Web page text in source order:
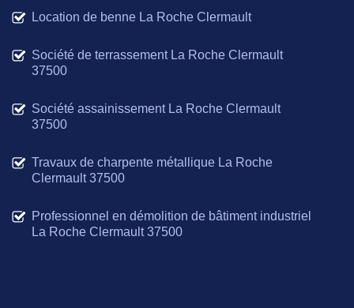
Location de benne La Roche Clermault
Société de terrassement La Roche Clermault
37500
Société assainissement La Roche Clermault
37500
Travaux de charpente métallique La Roche
Clermault 37500
Professionnel en démolition de bâtiment industriel
La Roche Clermault 37500